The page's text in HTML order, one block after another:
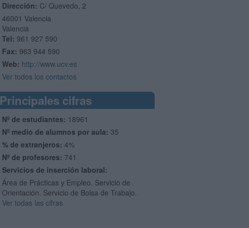
Dirección: C/ Quevedo, 2
46001 Valencia
Valencia
Tel: 961 927 590
Fax: 963 944 590
Web: http://www.ucv.es
Ver todos los contactos
Principales cifras
Nº de estudiantes: 18961
Nº medio de alumnos por aula: 35
% de extranjeros: 4%
Nº de profesores: 741
Servicios de inserción laboral:
Área de Prácticas y Empleo. Servicio de
Orientación. Servicio de Bolsa de Trabajo.
Ver todas las cifras